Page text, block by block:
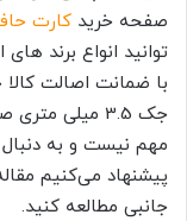
صفحه خرید کارت
توانید انواع برند
با ضمانت اصالت کالا
جک 3.5 میلی
مهم نیست و به دنبال
پیشنهاد می‌کنیم
جانبی مطالعه کنید.